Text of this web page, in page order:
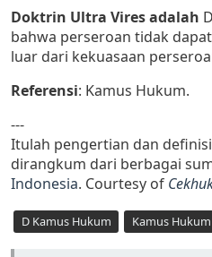
Doktrin Ultra Vires adalah
bahwa perseroan tidak
luar dari kekuasaan
Referensi: Kamus Hukum.
---
Itulah pengertian dan
dirangkum dari berbagai
Indonesia. Courtesy of
D Kamus Hukum Kamus